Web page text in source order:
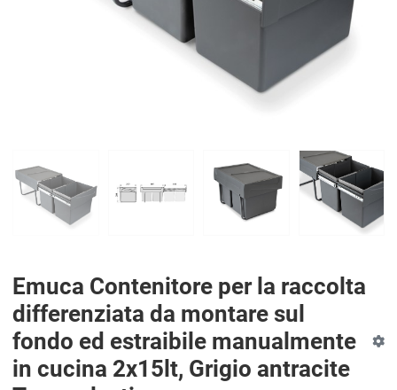
Emuca Contenitore per la raccolta
differenziata da montare sul
fondo ed estraibile manualmente
in cucina 2x15lt, Grigio antracite